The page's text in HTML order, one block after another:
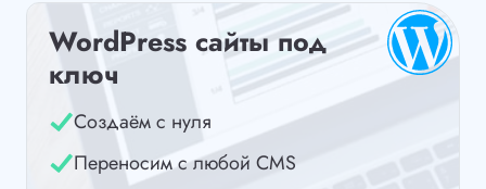
WordPress сайты под
ключ
Создаём с нуля
Переносим с любой CMS